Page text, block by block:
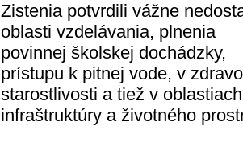
Zistenia potvrdili vážne
oblasti vzdelávania, plnenia
povinnej školskej dochádzky,
prístupu k pitnej vode, v
starostlivosti a tiež v oblastiach
infraštruktúry a životného